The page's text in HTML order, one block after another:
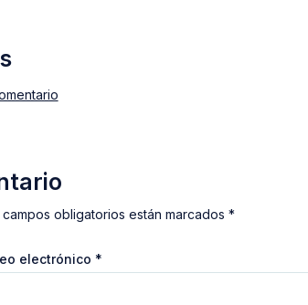
obligatorios están marcados *
electrónico *